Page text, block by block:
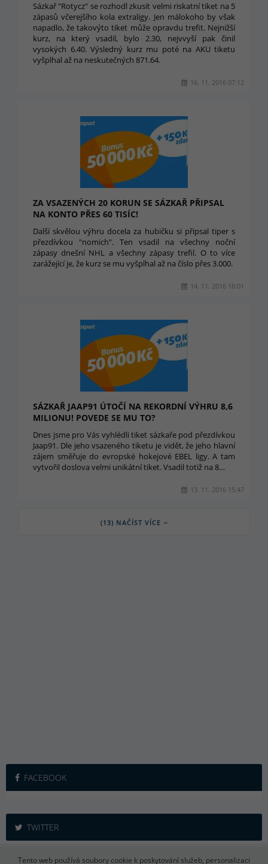
Sázkař "Rotycz" se rozhodl zkusit velmi riskatní tiket na 5
zápasů včerejšího kola extraligy. Jen málokoho by však
napadlo, že takovýto tiket může opravdu trefit. Nejnižší
kurz, na který vsadil, bylo 2.30, nejvvyší pak činil
vysokých 6.40. Výsledný kurz mu poté na AKU tiketu
vyšplhal až na neskutečných 871.64.
16. 11. 2016 07:12
ZA VSAZENÝCH 20 KORUN SE SÁZKAŘ PŘIPSAL
NA KONTO PŘES 60 TISÍC!
Další skvělou výhru docela za hubičku si připsal tiper s
přezdívkou "nomich". Ten vsadil na všechny noční
zápasy dnešní NHL a všechny zápasy trefil. O to více
zarážející je, že kurz se mu vyšplhal až na číslo přes 3.000.
14. 11. 2016 16:01
SÁZKAŘ JAAP91 ÚTOČÍ NA REKORDNÍ VÝHRU 8,6
MILIONU! POVEDE SE MU TO?
Dnes jsme pro Vás vyhlédli tiket sázkaře pod přezdívkou
Jaap91. Dle jeho vsazeného tiketu je vidět, že jeho hlavní
zájem směřuje do evropské hokejové EBEL ligy. A tam
vytvořil doslova velmi unikátní tiket. Vsadil totiž na 8…
13. 11. 2016 15:47
(13) NAČÍST VÍCE
FACEBOOK
TWITTER
iSport365.cz © 2015 – 2026
Tento web používá soubory cookie k poskytování služeb, personalizaci